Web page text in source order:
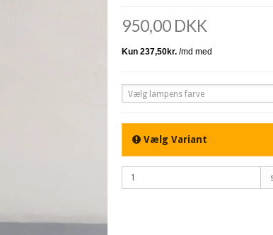
950,00 DKK
Vælg lampens farve
Vælg Variant